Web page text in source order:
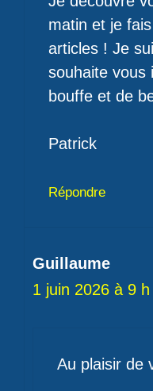
matin et je
articles ! Je
souhaite vous
bouffe et de
Patrick
Répondre
Guillaume
1 juin 2026 à 9
Au plaisir de